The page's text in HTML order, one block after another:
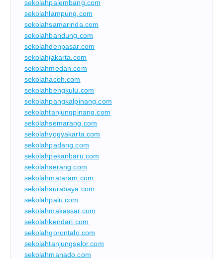
sekolahpalembang.com
sekolahlampung.com
sekolahsamarinda.com
sekolahbandung.com
sekolahdenpasar.com
sekolahjakarta.com
sekolahmedan.com
sekolahaceh.com
sekolahbengkulu.com
sekolahpangkalpinang.com
sekolahtanjungpinang.com
sekolahsemarang.com
sekolahyogyakarta.com
sekolahpadang.com
sekolahpekanbaru.com
sekolahserang.com
sekolahmataram.com
sekolahsurabaya.com
sekolahpalu.com
sekolahmakassar.com
sekolahkendari.com
sekolahgorontalo.com
sekolahtanjungselor.com
sekolahmanado.com